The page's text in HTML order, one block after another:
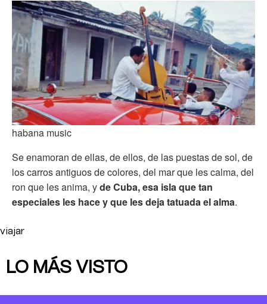
habana music
Se enamoran de ellas, de ellos, de las puestas de sol, de
los carros antiguos de colores, del mar que les calma, del
ron que les anima, yde Cuba, esa isla que tan
especiales les hace y que les deja tatuada el alma.
viajar
LO MÁS VISTO